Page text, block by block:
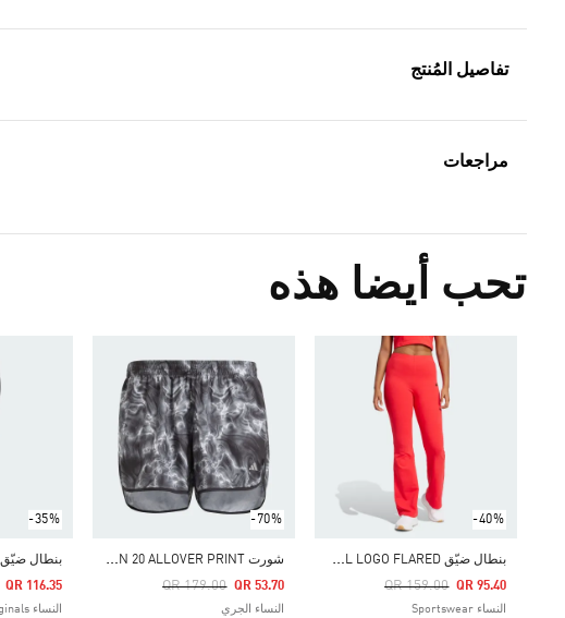
تفاصيل المُنتج
مراجعات
تحب أيضا هذه
-40%
ب
نطال ضيّق ESSENTIALS SMALL LOGO FLARED
Price Reduced From
QR 159.00
To QR 95.40
النساء Sportswear
-70%
ش
ورت MARATHON 20 ALLOVER PRINT (قياس كبير)
Price Reduced From
QR 179.00
To QR 53.70
النساء الجري
-35%
QR 116.35
النساء Originals